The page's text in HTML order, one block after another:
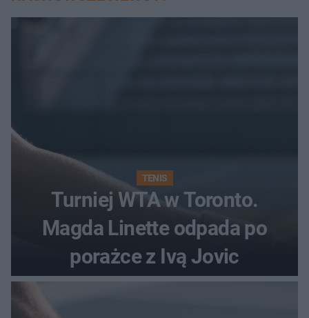
TENIS
Turniej WTA w Toronto.
Magda Linette odpada po
porażce z Ivą Jovic